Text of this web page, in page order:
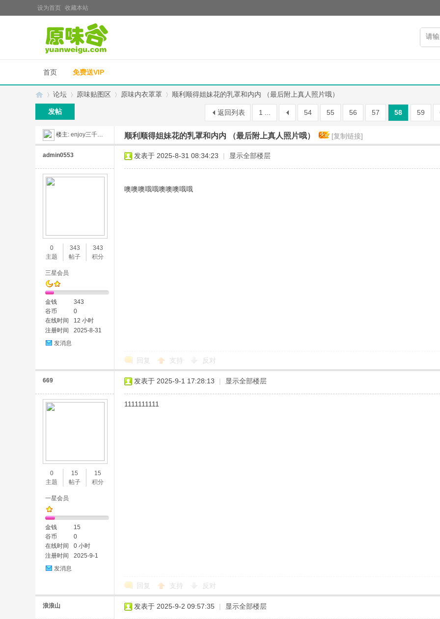
设为首页 收藏本站
首页 免费送VIP
»
论坛
›
原味贴图区 原味内衣罩罩
›
顺利顺得姐妹花的乳罩和内内 （最后附上真人照片哦）
1 ... 54 55 56 57 58 59
返回列表
发帖
楼主: enjoy三千宠爱 顺利顺得姐妹花的乳罩和内内 （最后附上真人照片哦） [复制链接]
admin0553
0
主题
343
帖子
343
积分
三星会员
金钱
343
谷币
0
在线时间
12 小时
注册时间
2025-8-31
发消息
发表于 2025-8-31 08:34:23 | 显示全部楼层
噢噢噢哦哦噢噢噢哦哦
回复 支持 反对
669
0
主题
15
帖子
15
积分
一星会员
金钱
15
谷币
0
在线时间
0 小时
注册时间
2025-9-1
发消息
发表于 2025-9-1 17:28:13 | 显示全部楼层
1111111111
回复 支持 反对
浪浪山 发表于 2025-9-2 09:57:35 | 显示全部楼层